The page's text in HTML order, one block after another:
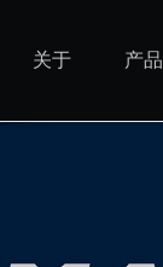
关于 产品